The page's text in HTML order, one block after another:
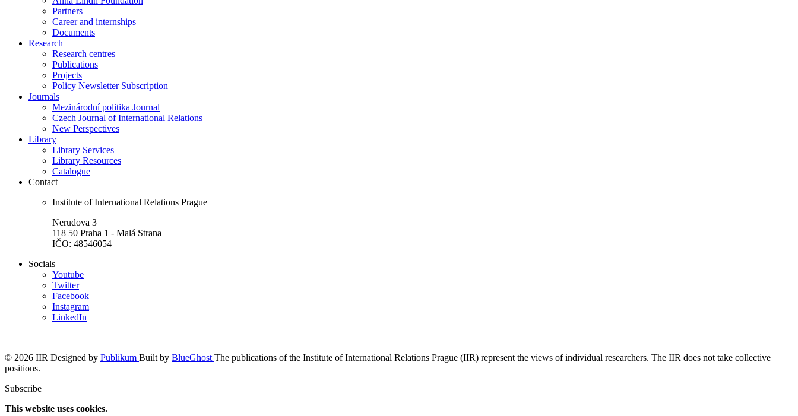
Partners
Career and internships
Documents
Research
Research centres
Publications
Projects
Policy Newsletter Subscription
Journals
Mezinárodní politika Journal
Czech Journal of International Relations
New Perspectives
Library
Library Services
Library Resources
Catalogue
Contact
Institute of International Relations Prague
Nerudova 3
118 50 Praha 1 - Malá Strana
IČO: 48546054
Socials
Youtube
Twitter
Facebook
Instagram
LinkedIn
© 2026 IIR Designed by Publikum Built by BlueGhost The publications of the Institute of International Relations Prague (IIR) represent the views of individual researchers. The IIR does not take collective
positions.
Subscribe
This website uses cookies.